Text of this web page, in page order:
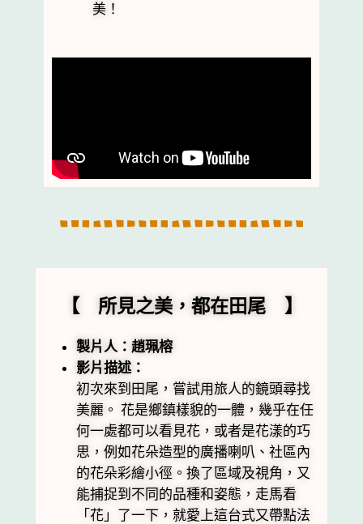
美！
【 所見之美，都在田尾 】
製片人：趙珮榕
影片描述：
初次來到田尾，嘗試用旅人的鏡頭尋找
美麗。 花是鄉鎮樣貌的一體，幾乎在任
何一處都可以看見花，或者是花漾的巧
思，例如花朵造型的廣播喇叭、社區內
的花朵彩繪小徑。換了區域及視角，又
能捕捉到不同的品種和姿態，走馬看
「花」了一下，就愛上這台式又帶點法